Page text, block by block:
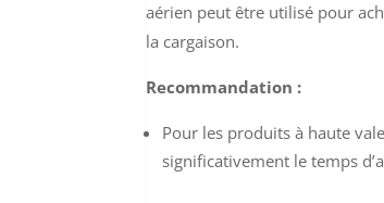
aérien peut être utilisé pour
la cargaison.
Recommandation :
Pour les produits à haute
significativement le temps